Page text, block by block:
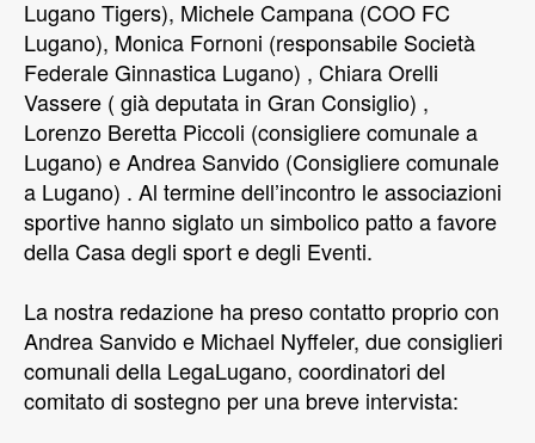
Lugano Tigers), Michele Campana (COO FC
Lugano), Monica Fornoni (responsabile Società
Federale Ginnastica Lugano) , Chiara Orelli
Vassere ( già deputata in Gran Consiglio) ,
Lorenzo Beretta Piccoli (consigliere comunale a
Lugano) e Andrea Sanvido (Consigliere comunale
a Lugano) . Al termine dell’incontro le associazioni
sportive hanno siglato un simbolico patto a favore
della Casa degli sport e degli Eventi.
La nostra redazione ha preso contatto proprio con
Andrea Sanvido e Michael Nyffeler, due consiglieri
comunali della LegaLugano, coordinatori del
comitato di sostegno per una breve intervista: